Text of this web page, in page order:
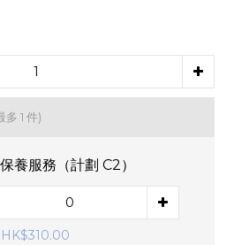
多 1 件)
養服務（計劃 C2）